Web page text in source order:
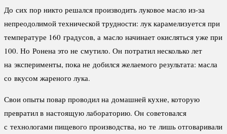
До сих пор никто решался производить луковое масло из-за
непреодолимой технической трудности: лук карамелизуется при
температуре 160 градусов, а масло начинает окисляться уже при
100. Но Ронена это не смутило. Он потратил несколько лет
на эксперименты, пока не добился желаемого результата: масла
со вкусом жареного лука.
Свои опыты повар проводил на домашней кухне, которую
превратил в настоящую лабораторию. Он советовался
с технологами пищевого производства, но те лишь отговаривали